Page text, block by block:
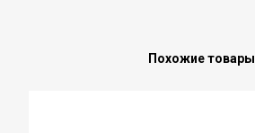
Похожие товары